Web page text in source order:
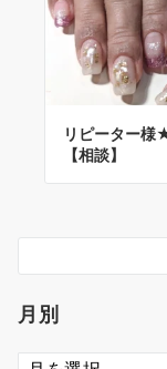
リピーター様
【相談】
月別